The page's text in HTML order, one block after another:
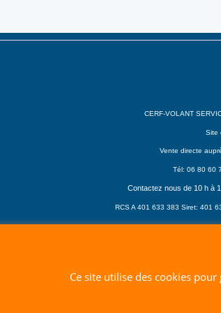
CERF-VOLANT
Site
Vente directe
Tél: 06 80 60
Contactez nous de 10 h à
RCS A 401 633 383 Siret: 401
Ce site utilise des cookies